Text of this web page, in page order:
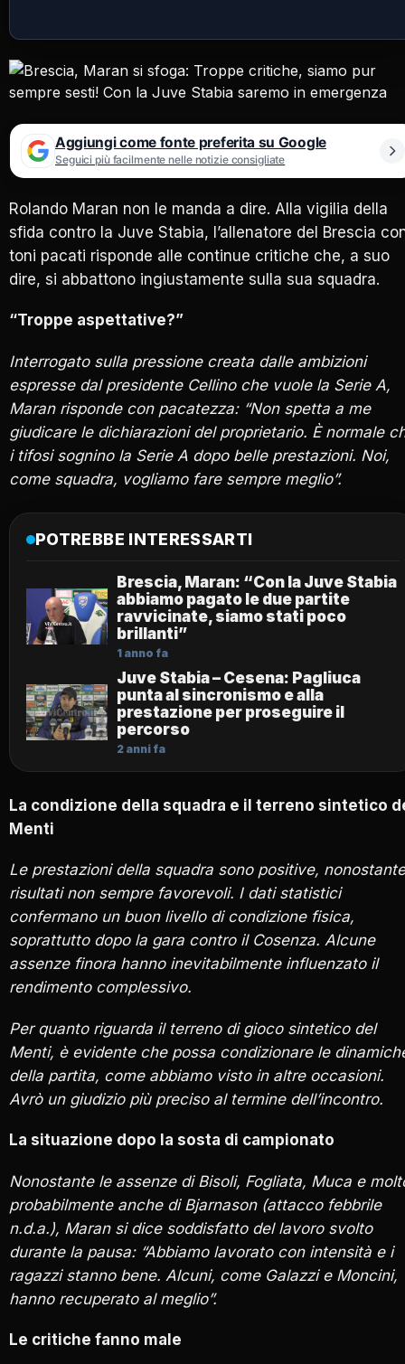
Aggiungi come fonte preferita su Google
Seguici più facilmente nelle notizie consigliate
Rolando Maran non le manda a dire. Alla vigilia della
sfida contro la Juve Stabia, l’allenatore del Brescia
toni pacati risponde alle continue critiche che, a suo
dire, si abbattono ingiustamente sulla sua squadra.
“Troppe aspettative?”
Interrogato sulla pressione creata dalle ambizioni
espresse dal presidente Cellino che vuole la Serie A,
Maran risponde con pacatezza: “Non spetta a me
giudicare le dichiarazioni del proprietario. È normale
i tifosi sognino la Serie A dopo belle prestazioni. Noi,
come squadra, vogliamo fare sempre meglio”.
POTREBBE INTERESSARTI
Brescia, Maran: “Con la Juve Stabia
abbiamo pagato le due partite
ravvicinate, siamo stati poco
brillanti”
1 anno fa
Juve Stabia – Cesena: Pagliuca
punta al sincronismo e alla
prestazione per proseguire il
percorso
2 anni fa
La condizione della squadra e il terreno sintetico
Menti
Le prestazioni della squadra sono positive,
risultati non sempre favorevoli. I dati statistici
confermano un buon livello di condizione fisica,
soprattutto dopo la gara contro il Cosenza. Alcune
assenze finora hanno inevitabilmente influenzato il
rendimento complessivo.
Per quanto riguarda il terreno di gioco sintetico del
Menti, è evidente che possa condizionare le
della partita, come abbiamo visto in altre occasioni.
Avrò un giudizio più preciso al termine dell’incontro.
La situazione dopo la sosta di campionato
Nonostante le assenze di Bisoli, Fogliata, Muca e
probabilmente anche di Bjarnason (attacco febbrile
n.d.a.), Maran si dice soddisfatto del lavoro svolto
durante la pausa: “Abbiamo lavorato con intensità e i
ragazzi stanno bene. Alcuni, come Galazzi e Moncini,
hanno recuperato al meglio”.
Le critiche fanno male